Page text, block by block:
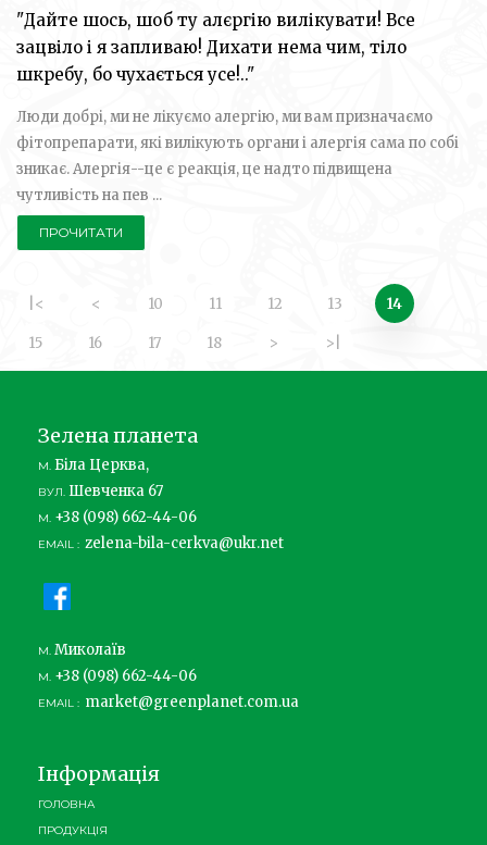
"Дайте шось, шоб ту алєргію вилікувати! Все
зацвіло і я запливаю! Дихати нема чим, тіло
шкребу, бо чухається усе!.."
Люди добрі, ми не лікуємо алергію, ми вам призначаємо
фітопрепарати, які вилікують органи і алергія сама по собі
зникає. Алергія--це є реакція, це надто підвищена
чутливість на пев ...
ПРОЧИТАТИ
|< < 10 11 12 13 14
15 16 17 18 > >|
Зелена планета
М. Біла Церква,
ВУЛ. Шевченка 67
М. +38 (098) 662-44-06
EMAIL : zelena-bila-cerkva@ukr.net
М. Миколаїв
М. +38 (098) 662-44-06
EMAIL : market@greenplanet.com.ua
Інформація
ГОЛОВНА
ПРОДУКЦІЯ